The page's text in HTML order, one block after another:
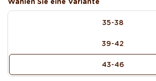
v
o
r
n
35-38
39-42
43-46